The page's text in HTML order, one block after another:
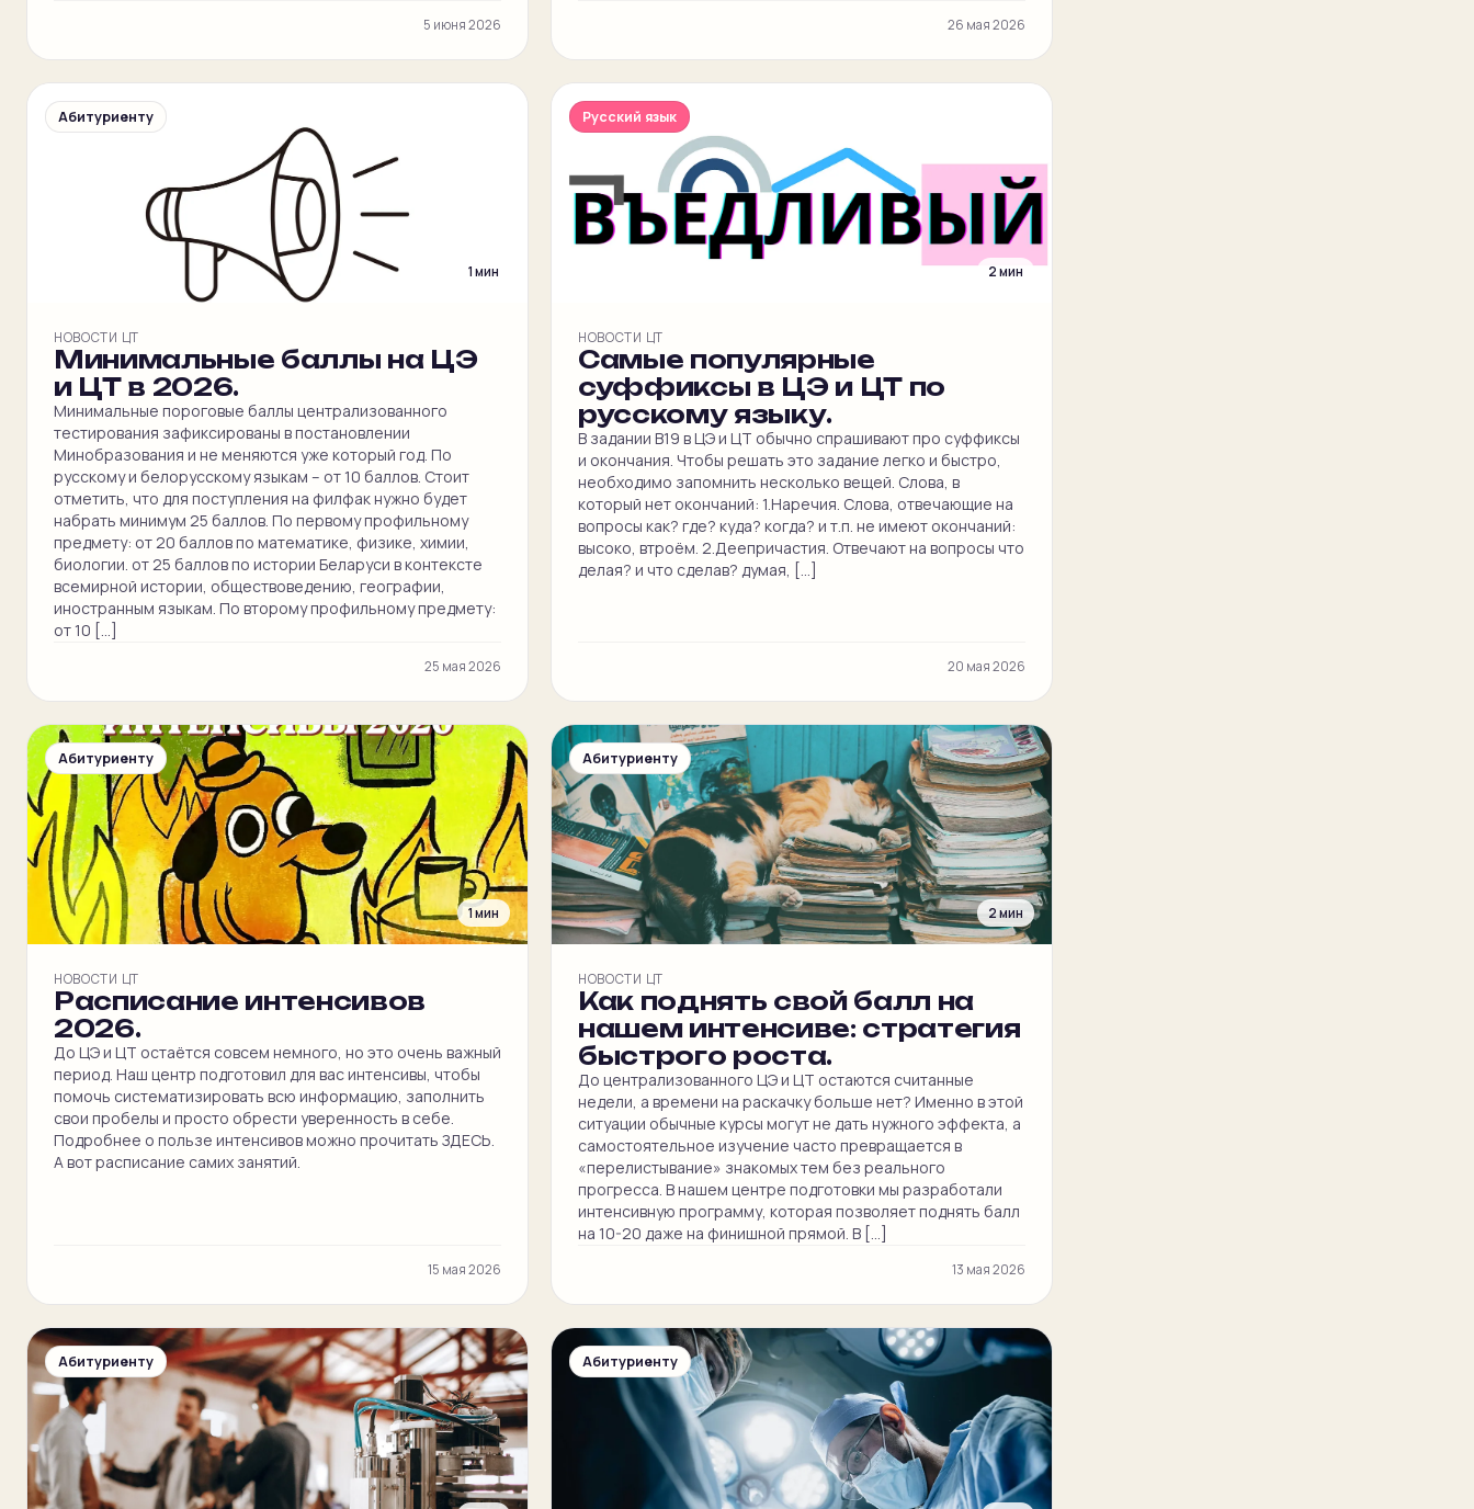
5 июня 2026 26 мая 2026
Абитуриенту
1 мин
НОВОСТИ ЦТ
Минимальные баллы на ЦЭ
и ЦТ в 2026.
Минимальные пороговые баллы централизованного
тестирования зафиксированы в постановлении
Минобразования и не меняются уже который год. По
русскому и белорусскому языкам – от 10 баллов. Стоит
отметить, что для поступления на филфак нужно будет
набрать минимум 25 баллов. По первому профильному
предмету: от 20 баллов по математике, физике, химии,
биологии. от 25 баллов по истории Беларуси в контексте
всемирной истории, обществоведению, географии,
иностранным языкам. По второму профильному предмету:
от 10 […]
25 мая 2026
Русский язык
2 мин
НОВОСТИ ЦТ
Самые популярные
суффиксы в ЦЭ и ЦТ по
русскому языку.
В задании В19 в ЦЭ и ЦТ обычно спрашивают про суффиксы
и окончания. Чтобы решать это задание легко и быстро,
необходимо запомнить несколько вещей. Слова, в
который нет окончаний: 1.Наречия. Слова, отвечающие на
вопросы как? где? куда? когда? и т.п. не имеют окончаний:
высоко, втроём. 2.Деепричастия. Отвечают на вопросы что
делая? и что сделав? думая, […]
20 мая 2026
Абитуриенту
1 мин
НОВОСТИ ЦТ
Расписание интенсивов
2026.
До ЦЭ и ЦТ остаётся совсем немного, но это очень важный
период. Наш центр подготовил для вас интенсивы, чтобы
помочь систематизировать всю информацию, заполнить
свои пробелы и просто обрести уверенность в себе.
Подробнее о пользе интенсивов можно прочитать ЗДЕСЬ.
А вот расписание самих занятий.
15 мая 2026
Абитуриенту
2 мин
НОВОСТИ ЦТ
Как поднять свой балл на
нашем интенсиве: стратегия
быстрого роста.
До централизованного ЦЭ и ЦТ остаются считанные
недели, а времени на раскачку больше нет? Именно в этой
ситуации обычные курсы могут не дать нужного эффекта, а
самостоятельное изучение часто превращается в
«перелистывание» знакомых тем без реального
прогресса. В нашем центре подготовки мы разработали
интенсивную программу, которая позволяет поднять балл
на 10-20 даже на финишной прямой. В […]
13 мая 2026
Абитуриенту Абитуриенту